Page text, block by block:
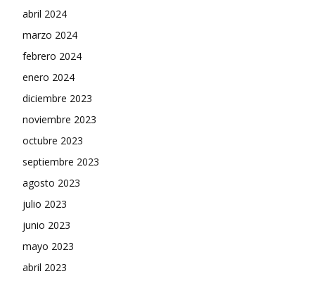
abril 2024
marzo 2024
febrero 2024
enero 2024
diciembre 2023
noviembre 2023
octubre 2023
septiembre 2023
agosto 2023
julio 2023
junio 2023
mayo 2023
abril 2023